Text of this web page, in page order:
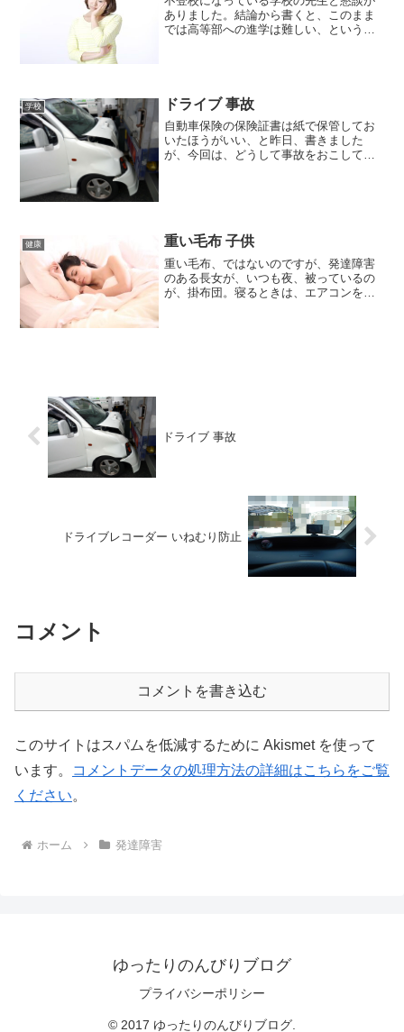
ありました。結論から書くと、このまま
では高等部への進学は難しい、というこ
学校 ドライブ 事故
自動車保険の保険証書は紙で保管してお
いたほうがいい、と昨日、書きました
が、今回は、どうして事故をおこしてし
健康 重い毛布 子供
重い毛布、ではないのですが、発達障害
のある長女が、いつも夜、被っているの
が、掛布団。寝るときは、エアコンを使
ドライブ 事故
ドライブレコーダー いねむり防止
コメント
コメントを書き込む
このサイトはスパムを低減するために Akismet を使って
います。
コメントデータの処理方法の詳細はこちらをご覧
ください。
ホーム 発達障害
ゆったりのんびりブログ
プライバシーポリシー
© 2017 ゆったりのんびりブログ.